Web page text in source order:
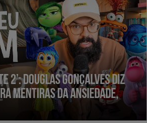
2’: Douglas Gonçalves diz
mentiras da ansiedade,